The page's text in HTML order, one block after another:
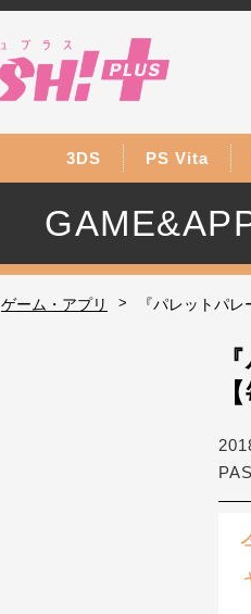
3DS PS Vita
ゲーム・アプリ > 『パレットパ